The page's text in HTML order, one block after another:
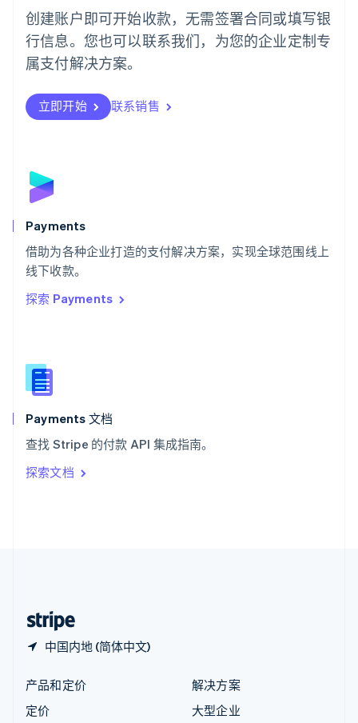
创建账户即可开始收款，无需签署合同或填写银
行信息。您也可以联系我们，为您的企业定制专
属支付解决方案。
立即开始 联系销售
Payments
借助为各种企业打造的支付解决方案，实现全球范围线上
线下收款。
探索 Payments
Payments 文档
查找 Stripe 的付款 API 集成指南。
探索文档
中国内地 (简体中文)
葡萄牙
Português English
日本
日本語English
瑞典
瑞士
DeutschFrançais
English
斯洛文尼亚
泰国
ไทยEnglish
希腊
English
西班牙
新西兰
English
匈牙利
English
ItalianoEnglish
印度
English
产品和定价
定价
解决方案
大型企业